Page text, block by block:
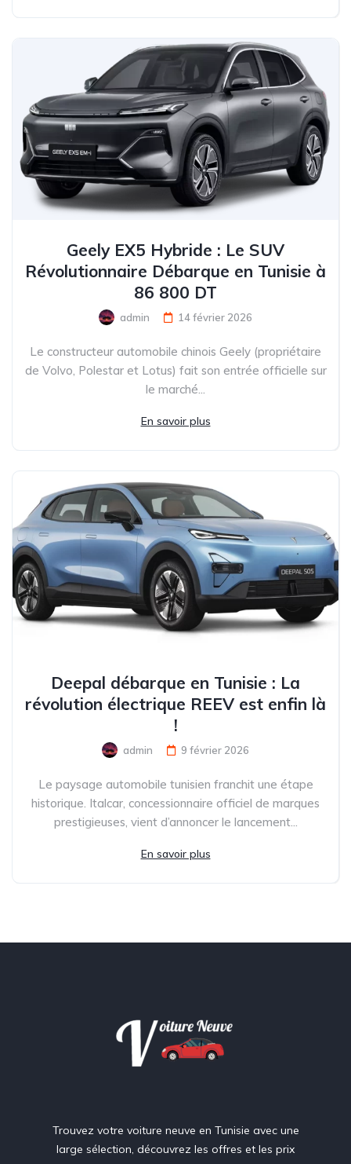
Geely EX5 Hybride : Le SUV
Révolutionnaire Débarque en Tunisie à
86 800 DT
admin 14 février 2026
Le constructeur automobile chinois Geely (propriétaire
de Volvo, Polestar et Lotus) fait son entrée officielle sur
le marché...
En savoir plus
Deepal débarque en Tunisie : La
révolution électrique REEV est enfin là
!
admin 9 février 2026
Le paysage automobile tunisien franchit une étape
historique. Italcar, concessionnaire officiel de marques
prestigieuses, vient d’annoncer le lancement...
En savoir plus
Trouvez votre voiture neuve en Tunisie avec une
large sélection, découvrez les offres et les prix